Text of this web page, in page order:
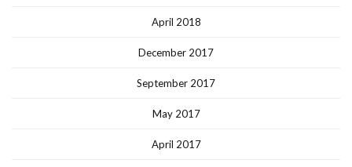
April 2018
December 2017
September 2017
May 2017
April 2017